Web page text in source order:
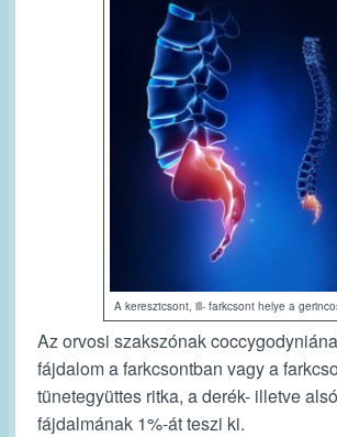
A keresztcsont, ill- farkcsont helye a
Az orvosi szakszónak
fájdalom a farkcsontban vagy a
tünetegyüttes ritka, a derék- illetve
fájdalmának 1%-át teszi ki.